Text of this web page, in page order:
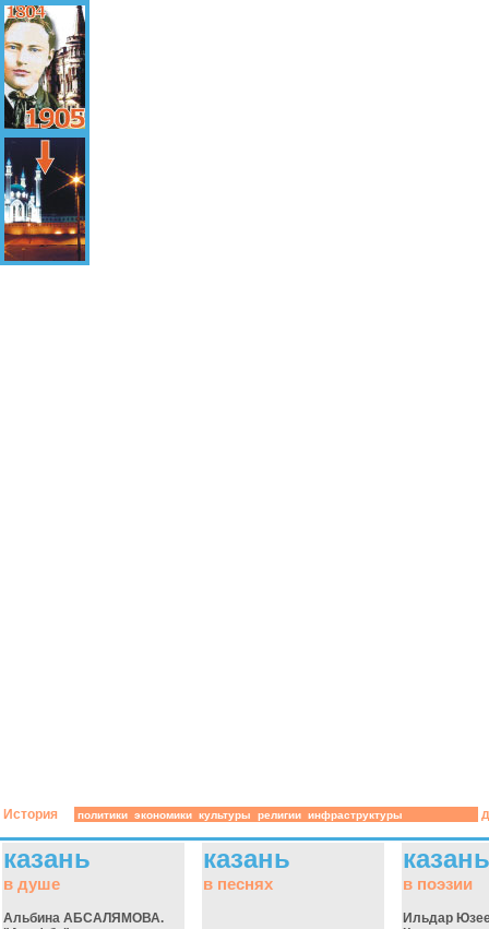
История политики экономики культуры религии инфраструктуры
казань
в душе
Альбина АБСАЛЯМОВА.
казань
в песнях
казань
в поэзии
Ильдар